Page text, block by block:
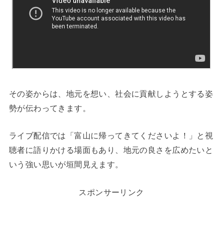
その姿からは、地元を想い、社会に貢献しようとする姿
勢が伝わってきます。
ライブ配信では「富山に帰ってきてくださいよ！」と視
聴者に語りかける場面もあり、地元の良さを広めたいと
いう強い思いが垣間見えます。
スポンサーリンク